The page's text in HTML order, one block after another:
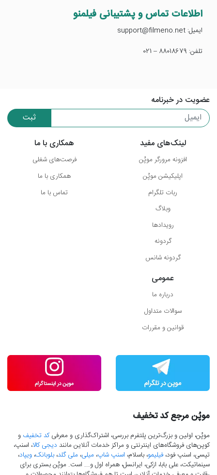
اطلاعات تماس و پشتیبانی فیلمنو
ایمیل: support@filmeno.net
تلفن: 88018679 – 021
عضویت در خبرنامه
ثبت
لینک‌های مفید
افزونه مرورگر موپُن
اپلیکیشن موپُن
ربات تلگرام
وبلاگ
رویدادها
گردونه
گردونه شانس
همکاری با ما
فرصت‌های شغلی
همکاری با ما
تماس با ما
عمومی
درباره ما
سوالات متداول
قوانین و مقررات
موپُن مرجع کد تخفیف
موپُن، اولین و بزرگ‌ترین پلتفرم بررسی، اشتراک‌گذاری و معرفیکد تخفیف و
کوپن‌های فروشگاه‌های اینترنتی و مراکز خدمات آنلاین مانند دیجی کالا، اسنپ،
تپسی، اسنپ فود، فیلیمو، باسلام، اسنپ شاپ، میلی، ملی گلد، بلوبانک، ویپاد،
سینماتیکت، علی بابا، ازکی، ایرانسل، همراه اول و... است. موپُن بستری برای